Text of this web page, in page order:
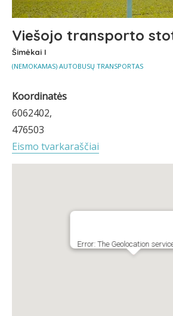
Viešojo transporto
Šimėkai I
(NEMOKAMAS) AUTOBUSŲ TRANSPORTAS
Koordinatės
6062402,
476503
Eismo tvarkaraščiai
Error: The Geolocation